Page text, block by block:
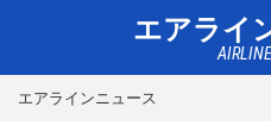
エアライ
エアラインニュース